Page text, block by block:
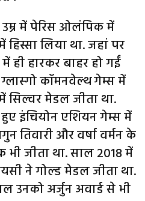
उम्र में पेरिस ओलंपिक में
लिया था. जहां पर
ही हारकर बाहर हो गईं
कॉमनवेल्थ गेम्स में
सिल्वर मेडल जीता था.
इंचियोन एशियन गेम्स में
तिवारी और वर्षा वर्मन के
जीता था. साल 2018 में
ने गोल्ड मेडल जीता था.
उनको अर्जुन अवार्ड से भी